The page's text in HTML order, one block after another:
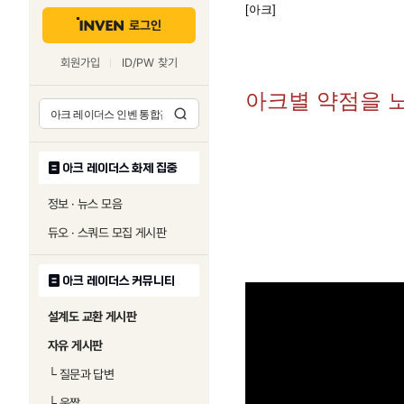
로그인
회원가입 ID/PW 찾기
아크 레이더스 화제 집중
정보 · 뉴스 모음
듀오 · 스쿼드 모집 게시판
아크 레이더스 커뮤니티
설계도 교환 게시판
자유 게시판
└질문과 답변
[아크]
아크별 약점을